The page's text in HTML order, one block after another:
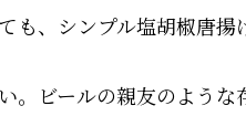
も、シンプル塩胡椒唐揚
。ビールの親友のような